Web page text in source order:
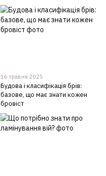
16 травня 2025
Будова і класифікація брів:
базове, що має знати кожен
бровіст